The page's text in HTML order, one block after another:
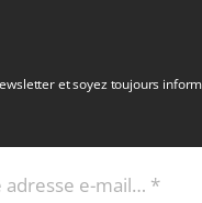
et soyez toujours